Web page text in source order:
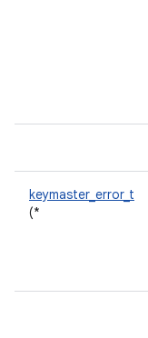
keymaster_error_t
(*